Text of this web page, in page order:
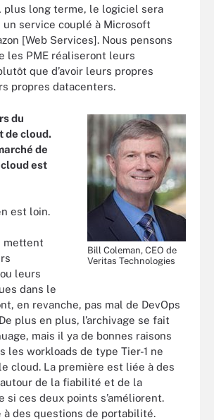
plus long terme, le logiciel sera
service couplé à Microsoft
[Web Services]. Nous pensons
les PME réaliseront leurs
que d’avoir leurs propres
propres datacenters.
Bill Coleman, CEO de
Veritas Technologies
du
de cloud.
de
est
est loin.
mettent
leurs
dans le
en revanche, pas mal de DevOps
plus en plus, l’archivage se fait
mais il ya de bonnes raisons
les workloads de type Tier-1 ne
cloud. La première est liée à des
de la fiabilité et de la
si ces deux points s’améliorent.
à des questions de portabilité.